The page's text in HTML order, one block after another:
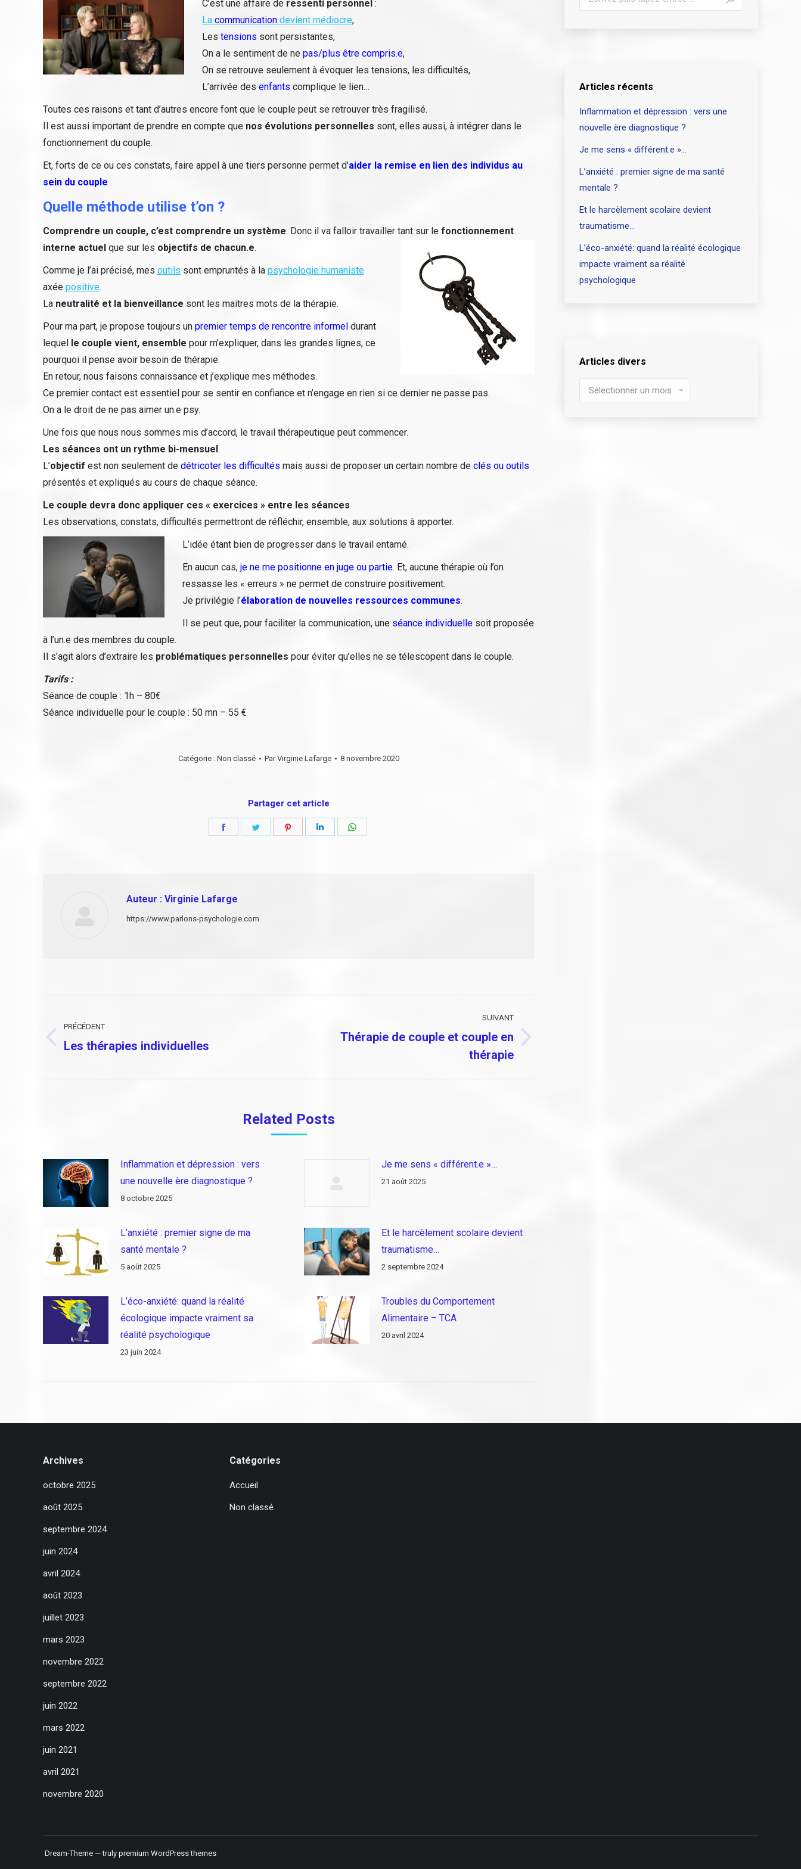
C’est une affaire de ressenti personnel :
La communication devient médiocre,
Les tensions sont persistantes,
On a le sentiment de ne pas/plus être compris.e,
On se retrouve seulement à évoquer les tensions, les difficultés,
L’arrivée des enfants complique le lien…
Toutes ces raisons et tant d’autres encore font que le couple peut se retrouver très fragilisé.
Il est aussi important de prendre en compte que nos évolutions personnelles sont, elles aussi, à intégrer dans le
fonctionnement du couple.
Et, forts de ce ou ces constats, faire appel à une tiers personne permet d’aider la remise en lien des individus au
sein du couple
Quelle méthode utilise t’on ?
Comprendre un couple, c’est comprendre un système. Donc il va falloir travailler tant sur le fonctionnement
interne actuel que sur les objectifs de chacun.e.
Comme je l’ai précisé, mes outils sont empruntés à la psychologie humaniste
axée positive.
La neutralité et la bienveillance sont les maitres mots de la thérapie.
Pour ma part, je propose toujours un premier temps de rencontre informel durant
lequel le couple vient, ensemble pour m’expliquer, dans les grandes lignes, ce
pourquoi il pense avoir besoin de thérapie.
En retour, nous faisons connaissance et j’explique mes méthodes.
Ce premier contact est essentiel pour se sentir en confiance et n’engage en rien si ce dernier ne passe pas.
On a le droit de ne pas aimer un.e psy.
Une fois que nous nous sommes mis d’accord, le travail thérapeutique peut commencer.
Les séances ont un rythme bi-mensuel.
L’objectif est non seulement de détricoter les difficultés mais aussi de proposer un certain nombre de clés ou outils
présentés et expliqués au cours de chaque séance.
Le couple devra donc appliquer ces « exercices » entre les séances.
Les observations, constats, difficultés permettront de réfléchir, ensemble, aux solutions à apporter.
L’idée étant bien de progresser dans le travail entamé.
En aucun cas, je ne me positionne en juge ou partie. Et, aucune thérapie où l’on
ressasse les « erreurs » ne permet de construire positivement.
Je privilégie l’élaboration de nouvelles ressources communes.
Il se peut que, pour faciliter la communication, une séance individuelle soit proposée
à l’un.e des membres du couple.
Il s’agit alors d’extraire les problématiques personnelles pour éviter qu’elles ne se télescopent dans le couple.
Tarifs :
Séance de couple : 1h – 80€
Séance individuelle pour le couple : 50 mn – 55 €
Catégorie : Non classé ParVirginie Lafarge 8 novembre 2020
Partager cet article
Partager Partager Partager Partager
Auteur : Virginie Lafarge
https://www.parlons-psychologie.com
article
PRÉCÉDENT
Article
Les thérapies individuelles
SUIVANT
Thérapie de couple et couple en
thérapie
Related Posts
Inflammation et dépression : vers
une nouvelle ère diagnostique ?
8 octobre 2025
Je me sens « différent.e »…
21 août 2025
L’anxiété : premier signe de ma
santé mentale ?
5 août 2025
Et le harcèlement scolaire devient
traumatisme…
2 septembre 2024
L’éco-anxiété: quand la réalité
écologique impacte vraiment sa
réalité psychologique
23 juin 2024
Troubles du Comportement
Alimentaire – TCA
20 avril 2024
Articles récents
Inflammation et dépression : vers une
nouvelle ère diagnostique ?
Je me sens « différent.e »…
L’anxiété : premier signe de ma santé
mentale ?
Et le harcèlement scolaire devient
traumatisme…
L’éco-anxiété: quand la réalité écologique
impacte vraiment sa réalité
psychologique
Articles divers
Articles
Archives
octobre 2025
août 2025
septembre 2024
juin 2024
avril 2024
août 2023
juillet 2023
mars 2023
novembre 2022
septembre 2022
juin 2022
mars 2022
juin 2021
avril 2021
novembre 2020
Catégories
Accueil
Non classé
Dream-Theme — truly premium WordPress themes